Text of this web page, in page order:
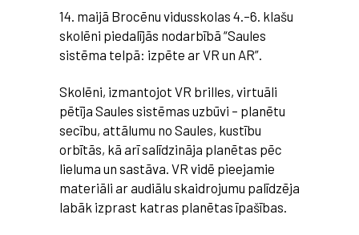
14. maijā Brocēnu vidusskolas 4.–6. klašu
skolēni piedalījās nodarbībā “Saules
sistēma telpā: izpēte ar VR un AR”.
Skolēni, izmantojot VR brilles, virtuāli
pētīja Saules sistēmas uzbūvi – planētu
secību, attālumu no Saules, kustību
orbītās, kā arī salīdzināja planētas pēc
lieluma un sastāva. VR vidē pieejamie
materiāli ar audiālu skaidrojumu palīdzēja
labāk izprast katras planētas īpašības.